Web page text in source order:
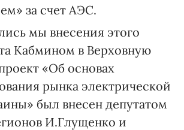
за счет АЭС.
мы внесения этого
Кабмином в Верховную
«Об основах
рынка электрической
был внесен депутатом
И.Глущенко и